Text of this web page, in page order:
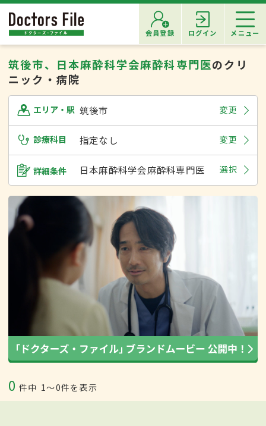
会員登録 ログイン メニュー
筑後市、日本麻酔科学会麻酔科専門医のクリ
ニック・病院
エリア・駅 筑後市 変更
診療科目 指定なし 変更
詳細条件 日本麻酔科学会麻酔科専門医 選択
0 件中 1〜0件を表示